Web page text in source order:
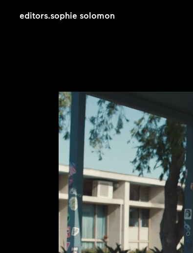
editors.sophie solomon